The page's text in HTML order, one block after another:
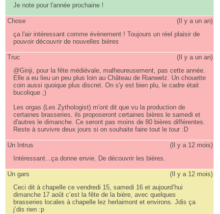
Je note pour l'année prochaine !
Chose ( Il y a un an)
ça l'air intéressant comme évènement ! Toujours un réel plaisir de
pouvoir découvrir de nouvelles bières
Truc ( Il y a un an)
@Ginji, pour la fête médiévale, malheureusement, pas cette année.
Elle a eu lieu un peu plus loin au Château de Rianwelz. Un chouette
coin aussi quoique plus discret. On s'y est bien plu, le cadre était
bucolique ;)
Les orgas (Les Zythologist) m'ont dit que vu la production de
certaines brasseries, ils proposeront certaines bières le samedi et
d'autres le dimanche. Ce seront pas moins de 80 bières différentes.
Reste à survivre deux jours si on souhaite faire tout le tour :D
Un Intrus ( Il y a 12 mois)
Intéressant...ça donne envie. De découvrir les bières.
Un gars ( Il y a 12 mois)
Ceci dit à chapelle ce vendredi 15, samedi 16 et aujourd’hui
dimanche 17 août c’est la fête de la bière, avec quelques
brasseries locales à chapelle lez herlaimont et environs. Jdis ça
j’dis rien :p